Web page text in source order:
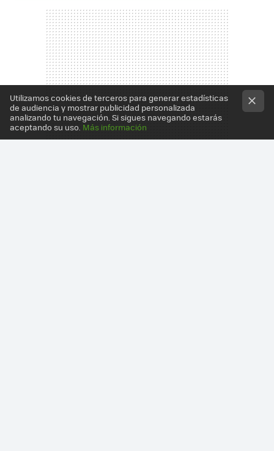
Utilizamos cookies de terceros para generar estadísticas
de audiencia y mostrar publicidad personalizada
analizando tu navegación. Si sigues navegando estarás
aceptando su uso. Más información